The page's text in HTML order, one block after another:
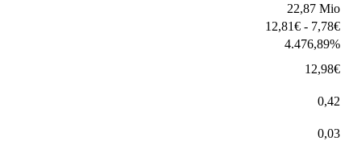
22,87 Mio
12,81€ - 7,78€
4.476,89%
12,98€
0,42
0,03